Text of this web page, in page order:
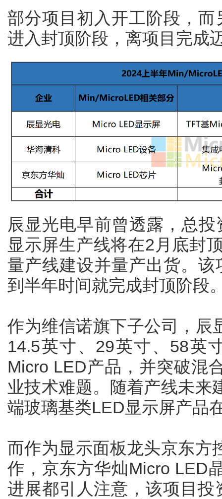
部分项目初入开工阶段，
进入封顶阶段，离项目完成
辰显光电早前曾透露，总
显示屏生产线将在2月底封
量产线建设并量产出货。
到半年时间就完成封顶阶段
作为维信诺旗下子公司，辰
14.5英寸、29英寸、58英
Micro LED产品，并突破混
业技术难题。随着产线未来
端玻璃基类LED显示屏产品
而作为显示面板龙头京东方
作，京东方华灿Micro LED
进展都引人注意，该项目